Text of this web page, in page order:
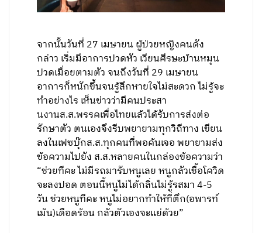
จากนั้นวันที่ 27 เมษายน ผู้ป่วยหญิงคนดัง
กล่าว เริ่มมีอาการปวดหัว เวียนศีรษะบ้านหมุน
ปวดเมื่อยตามตัว จนถึงวันที่ 29 เมษายน
อาการก็หนักขึ้นจนรู้สึกหายใจไม่สะดวก ไม่รู้จะ
ทำอย่างไร เห็นข่าวว่ามีคนประสา
นงานส.ส.พรรคเพื่อไทยแล้วได้รับการส่งต่อ
รักษาตัว ตนเองจึงรีบพยายามทุกวิถีทาง เขียน
ลงในเฟซบุ๊กส.ส.ทุกคนที่พอค้นเจอ พยายามส่ง
ข้อความไปยัง ส.ส.หลายคนในกล่องข้อความว่า
“ช่วยทีคะ ไม่มีรถมารับหนูเลย หนูกลัวเชื้อโควิด
จะลงปอด ตอนนี้หนูไม่ได้กลิ่นไม่รู้รสมา 4-5
วัน ช่วยหนูทีคะ หนูไม่อยากทำให้ที่ตึก(อพารท์
เม้น)เดือดร้อน กลัวตัวเองจะแย่ด้วย”